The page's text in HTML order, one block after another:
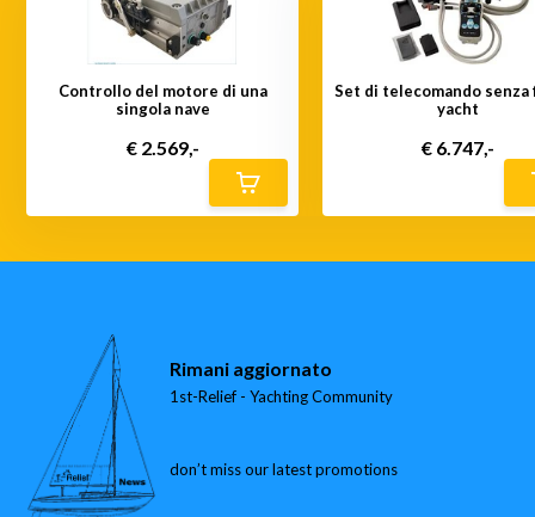
Controllo del motore di una
singola nave
€ 2.569,-
Set di telecomando
yacht
€ 6.747,-
Rimani aggiornato
1st-Relief - Yachting Community
don’t miss our latest promotions